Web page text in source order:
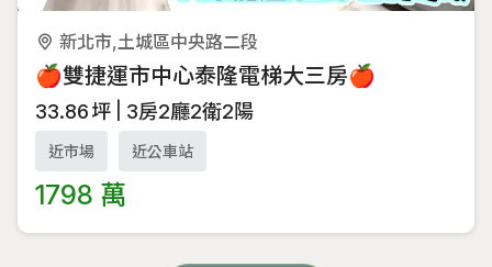
新北市,土城區中央路二段
🍎雙捷運市中心泰隆電梯大三房🍎
33.86坪 3房2廳2衛2陽
近市場 近公車站
1798 萬